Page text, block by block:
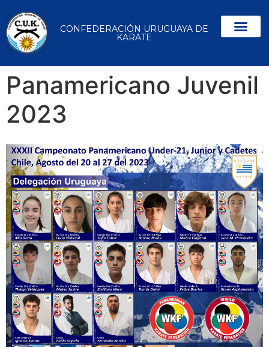
CONFEDERACIÓN URUGUAYA DE
KARATE
Panamericano Juvenil
2023